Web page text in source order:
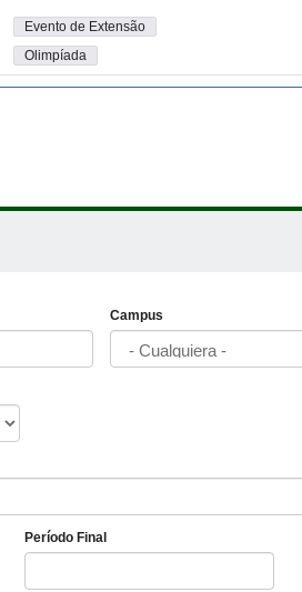
Evento de Extensão
Olimpíada
Campus
Período Final